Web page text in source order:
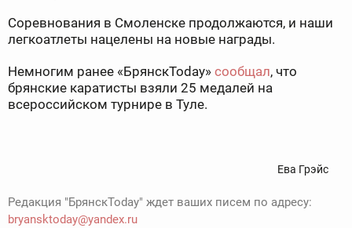
Соревнования в Смоленске продолжаются, и наши
легкоатлеты нацелены на новые награды.
Немногим ранее «БрянскToday» сообщал, что
брянские каратисты взяли 25 медалей на
всероссийском турнире в Туле.
Ева Грэйс
Редакция "БрянскToday" ждет ваших писем по адресу:
bryansktoday@yandex.ru